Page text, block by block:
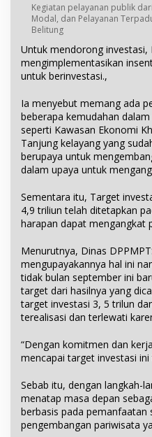
Kegiatan pelayanan publik
Modal, dan Pelayanan
Belitung
Untuk mendorong investasi,
mengimplementasikan
untuk berinvestasi.,
Ia menyebut memang ada
beberapa kemudahan
seperti Kawasan Ekonomi
Tanjung kelayang yang
berupaya untuk
dalam upaya untuk
Sementara itu, Target
4,9 triliun telah ditetapkan
harapan dapat mengangkat
Menurutnya, Dinas
mengupayakannya hal ini
tidak bulan september ini
target dari hasilnya yang
target investasi 3, 5 trilun
terealisasi dan terlewati
“Dengan komitmen dan
mencapai target investasi
Sebab itu, dengan langkah-
menatap masa depan
berbasis pada pemanfaatan
pengembangan pariwisata